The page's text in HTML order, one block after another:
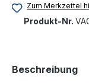
Zum Merkzettel
Produkt-Nr.
Beschreibung